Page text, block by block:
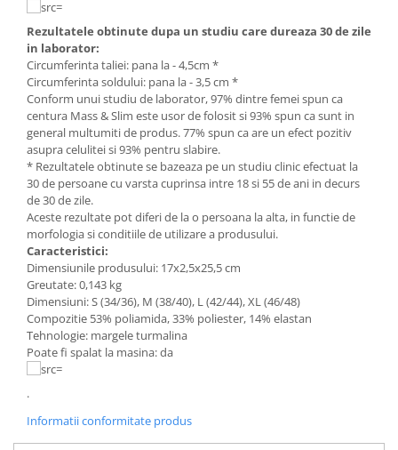
Rezultatele obtinute dupa un studiu care dureaza 30 de zile
in laborator:
Circumferinta taliei: pana la - 4,5cm *
Circumferinta soldului: pana la - 3,5 cm *
Conform unui studiu de laborator, 97% dintre femei spun ca
centura Mass & Slim este usor de folosit si 93% spun ca sunt in
general multumiti de produs. 77% spun ca are un efect pozitiv
asupra celulitei si 93% pentru slabire.
* Rezultatele obtinute se bazeaza pe un studiu clinic efectuat la
30 de persoane cu varsta cuprinsa intre 18 si 55 de ani in decurs
de 30 de zile.
Aceste rezultate pot diferi de la o persoana la alta, in functie de
morfologia si conditiile de utilizare a produsului.
Caracteristici:
Dimensiunile produsului: 17x2,5x25,5 cm
Greutate: 0,143 kg
Dimensiuni: S (34/36), M (38/40), L (42/44), XL (46/48)
Compozitie 53% poliamida, 33% poliester, 14% elastan
Tehnologie: margele turmalina
Poate fi spalat la masina: da
.
Informatii conformitate produs